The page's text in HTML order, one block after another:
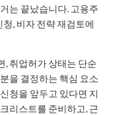
는 끝났습니다. 고용주
, 비자 전략 재검토에
, 취업허가 상태는 단순
을 결정하는 핵심 요소
청을 앞두고 있다면 지
리스트를 준비하고, 근